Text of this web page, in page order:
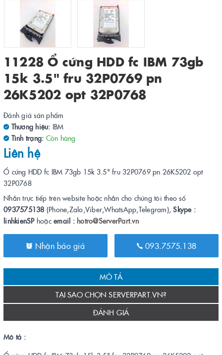
11228 Ổ cứng HDD fc IBM 73gb
15k 3.5" fru 32P0769 pn
26K5202 opt 32P0768
Đánh giá sản phẩm
Thương hiệu: IBM
Tình trạng: Còn hàng
Liên hệ
Ổ cứng HDD fc IBM 73gb 15k 3.5" fru 32P0769 pn 26K5202 opt
32P0768
Nhắn trực tiếp trên website hoặc nhắn cho chúng tôi theo số
0937575138 (Phone,Zalo,Viber,WhatsApp,Telegram),Skype :
linhkienSPhoặc email : hotro@ServerPart.vn
Nhận báo giá 093.7575.138
MÔ TẢ
TẠI SAO CHỌN SERVERPART.VN?
ĐÁNH GIÁ
Mô tả :